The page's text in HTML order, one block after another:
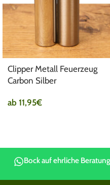
Clipper Metall Feuerzeug
Carbon Silber
ab 11,95€
Bock auf ehrliche